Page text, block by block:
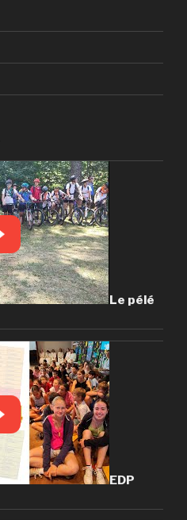
Le pélé
EDP